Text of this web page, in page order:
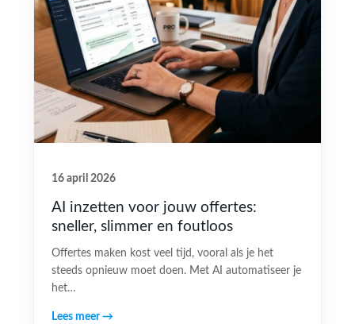
16 april 2026
AI inzetten voor jouw offertes:
sneller, slimmer en foutloos
Offertes maken kost veel tijd, vooral als je het
steeds opnieuw moet doen. Met AI automatiseer je
het…
Lees meer →